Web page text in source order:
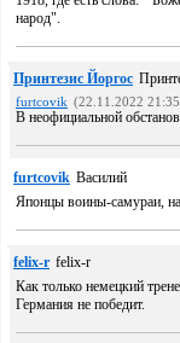
народ".
Принтезис Йоргос
furtcovik (22.11.2022
В неофициальной
furtcovik Василий
Японцы воины-самураи,
felix-r felix-r
Как только немецкий
Германия не победит.